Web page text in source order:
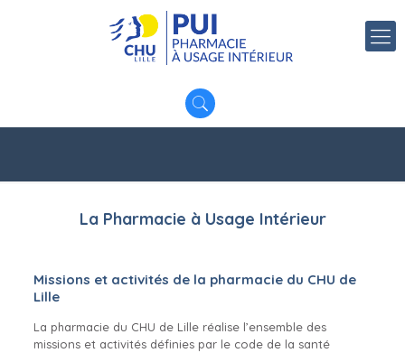
La Pharmacie à Usage Intérieur
Missions et activités de la pharmacie du CHU de
Lille
La pharmacie du CHU de Lille réalise l’ensemble des
missions et activités définies par le code de la santé